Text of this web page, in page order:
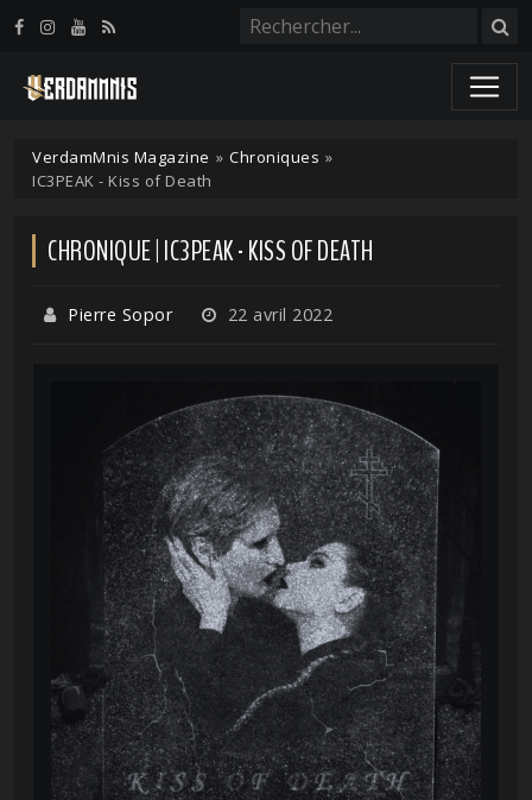
VerdamMnis Magazine » Chroniques »
IC3PEAK - Kiss of Death
CHRONIQUE | IC3PEAK - KISS OF DEATH
Pierre Sopor 22 avril 2022
Panneau de gestion des cookies